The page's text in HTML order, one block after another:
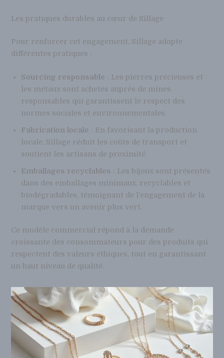
Les pratiques durables au cœur de Sillage
Pour renforcer cet engagement, Sillage adopte
différentes pratiques :
Sourcing responsable : Les pierres précieuses et
les métaux sont achetés auprès de mines
responsables qui garantissent le respect des
normes sociales et environnementales.
Fabrication locale : En favorisant la production
locale, Sillage réduit les coûts de transport et
soutient les artisans de proximité.
Emballages recyclables : Les bijoux sont présentés
dans des emballages minimaux, recyclables et
biodégradables, témoignant de l’engagement de la
marque vers un avenir plus vert.
Ce modèle commercial répond à la demande
croissante des consommateurs pour des produits qui
respectent des valeurs éthiques, tout en garantissant
un haut niveau de qualité.